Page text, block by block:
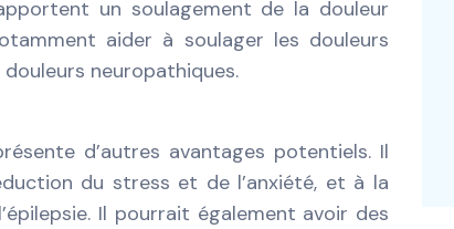
un soulagement de la douleur
aider à soulager les douleurs
neuropathiques.
d’autres avantages potentiels. Il
du stress et de l’anxiété, et à la
Il pourrait également avoir des